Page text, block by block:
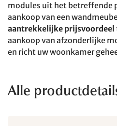
modules uit het betreffende
aankoop van een
aantrekkelijke prijsvoordeel
aankoop van afzonderlijke
en richt uw woonkamer
Alle